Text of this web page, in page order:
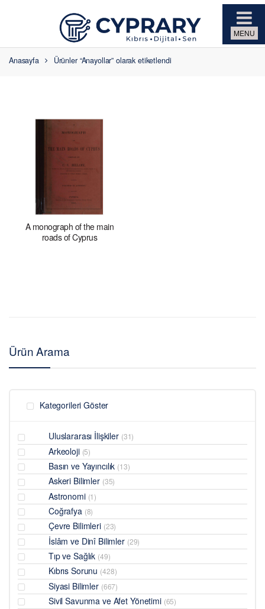
Anasayfa Ürünler “Anayollar” olarak etiketlendi
A monograph of the main
roads of Cyprus
Ürün Arama
Kategorileri Göster
Uluslararası İlişkiler (31)
Arkeoloji (5)
Basın ve Yayıncılık (13)
Askeri Bilimler (35)
Astronomi (1)
Coğrafya (8)
Çevre Bilimleri (23)
İslâm ve Dinî Bilimler (29)
Tıp ve Sağlık (49)
Kıbrıs Sorunu (428)
Siyasi Bilimler (667)
Sivil Savunma ve Afet Yönetimi (65)